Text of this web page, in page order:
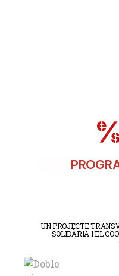
UN PROJECTE
SOLIDÀRIA I EL